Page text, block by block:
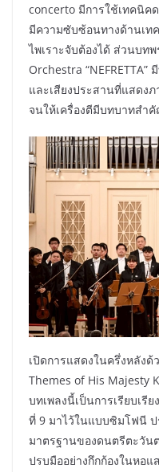
concerto มีการใช้เทคนิค
มีความซับซ้อนทางด้านเท
ไพเราะจับต้องได้ ส่วนบท
Orchestra
และเสียงประสานที่แสดง
จนให้เครื่องตีมีบทบาทสำคั
เปิดการแสดงในครึ่งหลังด้
Themes of His Majesty
บทเพลงนี้เป็นการเรียบเรี
ที่ 9 มาไว้ในแบบซิมโฟนี
มาตรฐานของดนตรีตะวัน
ปรบมืออย่างกึกก้องในหอแ